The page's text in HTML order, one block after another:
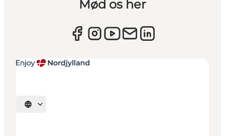
Mød os her
Vælg sprog